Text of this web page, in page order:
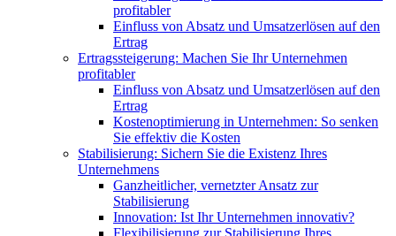
profitabler
Einfluss von Absatz und Umsatzerlösen auf den
Ertrag
Ertragssteigerung: Machen Sie Ihr Unternehmen
profitabler
Einfluss von Absatz und Umsatzerlösen auf den
Ertrag
Kostenoptimierung in Unternehmen: So senken
Sie effektiv die Kosten
Stabilisierung: Sichern Sie die Existenz Ihres
Unternehmens
Ganzheitlicher, vernetzter Ansatz zur
Stabilisierung
Innovation: Ist Ihr Unternehmen innovativ?
Flexibilisierung zur Stabilisierung Ihres